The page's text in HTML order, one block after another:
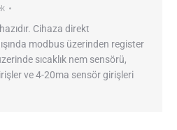
Cihaza direkt
modbus üzerinden register
sıcaklık nem sensörü,
ve 4-20ma sensör girişleri